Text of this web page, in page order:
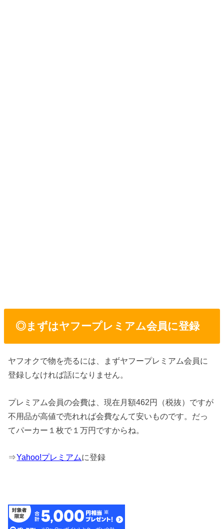
◎まずはヤフープレミアム会員に登録
ヤフオクで物を売るには、まずヤフープレミアム会員に
登録しなければ話になりません。
プレミアム会員の会費は、現在月額462円（税抜）ですが
不用品が高値で売れれば会費なんて安いものです。だっ
てパーカー１枚で１万円ですからね。
⇒Yahoo!プレミアムに登録